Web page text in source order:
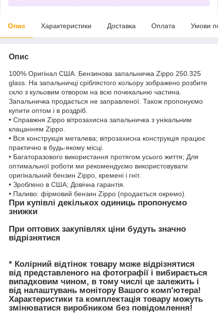
Опис Характеристики Доставка Оплата Умови
Опис
100% Оригінал США. Бензинова запальничка Zippo 250.325
glass. На запальничці сріблястого кольору зображено розбите
скло з кульовим отвором на всю почекальню частина.
Запальничка продається не заправленої. Також пропонуємо
купити оптом і в роздріб.
• Справжня Zippo вітрозахисна запальничка з унікальним
клацанням Zippo.
• Вся конструкція металева; вітрозахисна конструкція працює
практично в будь-якому місці.
• Багаторазового використання протягом усього життя; Для
оптимальної роботи ми рекомендуємо використовувати
оригінальний бензин Zippo, кремені і гніт.
• Зроблено в США; Довічна гарантія.
• Паливо: фірмовий бензин Zippo (продається окремо).
При купівлі декількох одиниць пропонуємо
знижки
При оптових закупівлях ціни будуть значно
відрізнятися
* Колірний відтінок товару може відрізнятися
від представленого на фотографії і вибирається
випадковим чином, в тому числі це залежить і
від налаштувань монітору Вашого комп'ютера!
Характеристики та комплектація товару можуть
змінюватися виробником без повідомлення!